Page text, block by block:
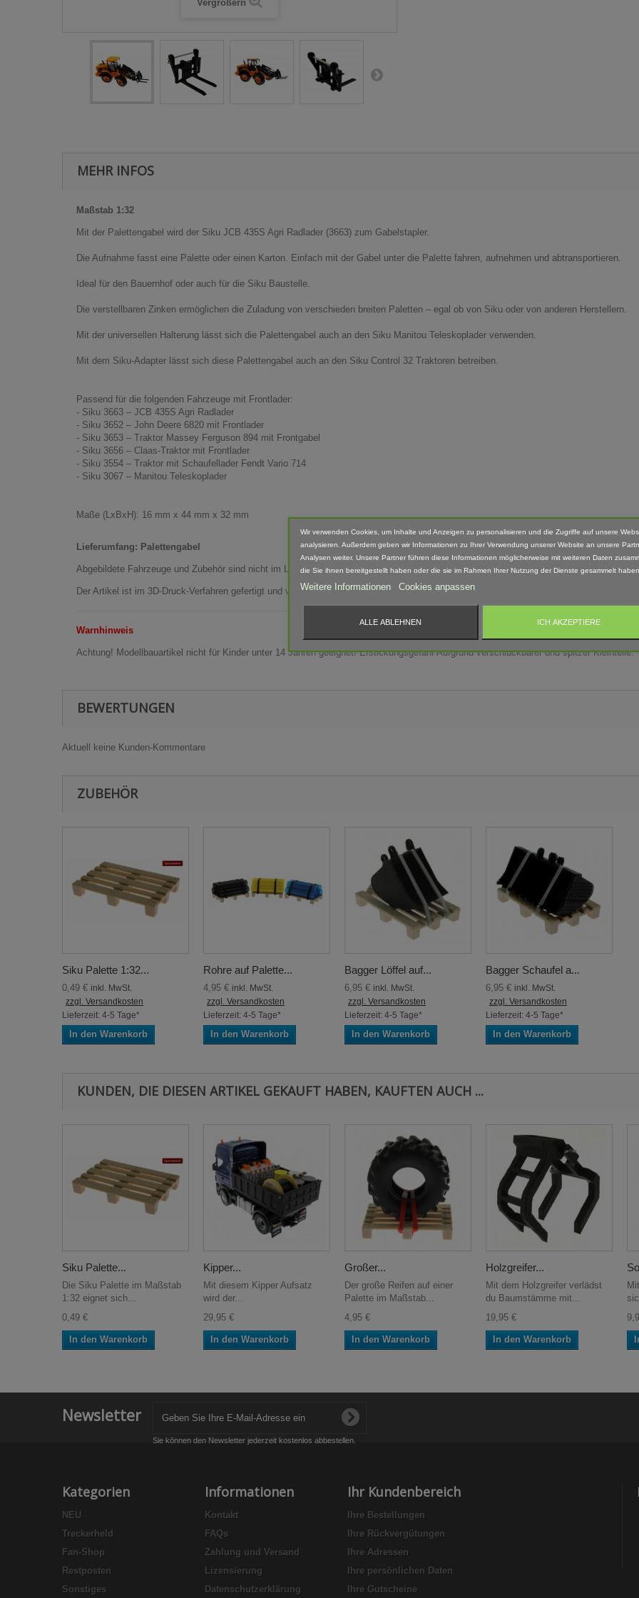
Vergrößern
MEHR INFOS
Maßstab 1:32
Mit der Palettengabel wird der Siku JCB 435S Agri Radlader (3663) zum Gabelstapler.
Die Aufnahme fasst eine Palette oder einen Karton. Einfach mit der Gabel unter die Palette fahren, aufnehmen und abtransportieren.
Ideal für den Bauernhof oder auch für die Siku Baustelle.
Die verstellbaren Zinken ermöglichen die Zuladung von verschieden breiten Paletten – egal ob von Siku oder von anderen Herstellern.
Mit der universellen Halterung lässt sich die Palettengabel auch an den Siku Manitou Teleskoplader verwenden.
Mit dem Siku-Adapter lässt sich diese Palettengabel auch an den Siku Control 32 Traktoren betreiben.
Passend für die folgenden Fahrzeuge mit Frontlader:
- Siku 3663 – JCB 435S Agri Radlader
- Siku 3652 – John Deere 6820 mit Frontlader
- Siku 3653 – Traktor Massey Ferguson 894 mit Frontgabel
- Siku 3656 – Claas-Traktor mit Frontlader
- Siku 3554 – Traktor mit Schaufellader Fendt Vario 714
- Siku 3067 – Manitou Teleskoplader
Maße (LxBxH): 16 mm x 44 mm x 32 mm
Lieferumfang: Palettengabel
Abgebildete Fahrzeuge und Zubehör sind nicht im Lieferumfang enthalten.
Der Artikel ist im 3D-Druck-Verfahren gefertigt und von Hand nach bearbeitet. Daher können Form, Farbe und Ausführung abweichen.
Warnhinweis
Achtung! Modellbauartikel nicht für Kinder unter 14 Jahren geeignet! Erstickungsgefahr Aufgrund verschluckbarer und spitzer Kleinteile.
BEWERTUNGEN
Aktuell keine Kunden-Kommentare
ZUBEHÖR
Siku Palette 1:32...
0,49 € inkl. MwSt.
zzgl. Versandkosten
Lieferzeit: 4-5 Tage*
In den Warenkorb
Rohre auf Palette...
4,95 € inkl. MwSt.
zzgl. Versandkosten
Lieferzeit: 4-5 Tage*
In den Warenkorb
Bagger Löffel auf...
6,95 € inkl. MwSt.
zzgl. Versandkosten
Lieferzeit: 4-5 Tage*
In den Warenkorb
Bagger Schaufel a...
6,95 € inkl. MwSt.
zzgl. Versandkosten
Lieferzeit: 4-5 Tage*
In den Warenkorb
KUNDEN, DIE DIESEN ARTIKEL GEKAUFT HABEN, KAUFTEN AUCH ...
Siku Palette...
Die Siku Palette im Maßstab
1:32 eignet sich...
0,49 €
In den Warenkorb
Kipper...
Mit diesem Kipper Aufsatz
wird der...
29,95 €
In den Warenkorb
Großer...
Der große Reifen auf einer
Palette im Maßstab...
4,95 €
In den Warenkorb
Holzgreifer...
Mit dem Holzgreifer verlädst
du Baumstämme mit...
19,95 €
In den Warenkorb
Newsletter
Sie können den Newsletter jederzeit kostenlos abbestellen.
Kategorien
NEU
Treckerheld
Fan-Shop
Restposten
Sonstiges
Informationen
Kontakt
FAQs
Zahlung und Versand
Lizensierung
Datenschutzerklärung
Ihr Kundenbereich
Ihre Bestellungen
Ihre Rückvergütungen
Ihre Adressen
Ihre persönlichen Daten
Ihre Gutscheine
Wir verwenden Cookies, um Inhalte und Anzeigen zu personalisieren und die Zugriffe auf unsere
analysieren. Außerdem geben wir Informationen zu Ihrer Verwendung unserer Website an unsere
Analysen weiter. Unsere Partner führen diese Informationen möglicherweise mit weiteren Daten
die Sie ihnen bereitgestellt haben oder die sie im Rahmen Ihrer Nutzung der Dienste gesammelt haben.
Weitere Informationen Cookies anpassen
ALLE ABLEHNEN ICH AKZEPTIERE